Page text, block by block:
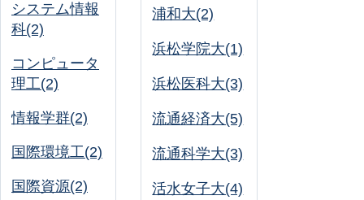
システム情報
科(2)
コンピュータ
理工(2)
情報学群(2)
国際環境工(2)
国際資源(2)
浦和大(2)
浜松学院大(1)
浜松医科大(3)
流通経済大(5)
流通科学大(3)
活水女子大(4)